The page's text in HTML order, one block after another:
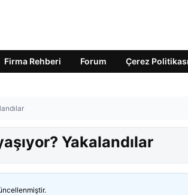
Firma Rehberi Forum Çerez Politikası
Yakalandılar